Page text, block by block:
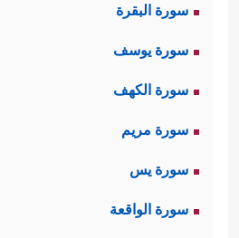
سورة البقرة
سورة يوسف
سورة الكهف
سورة مريم
سورة يس
سورة الواقعة